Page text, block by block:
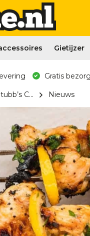
Gietijzer
Gratis
C... Nieuws